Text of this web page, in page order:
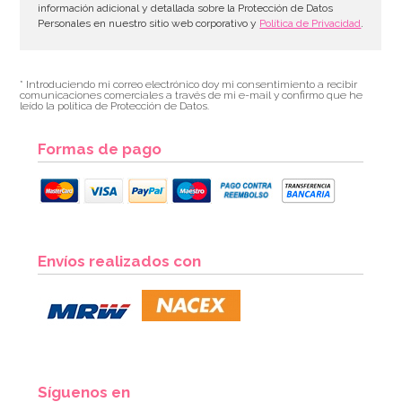
información adicional y detallada sobre la Protección de Datos
Personales en nuestro sitio web corporativo y Política de Privacidad.
* Introduciendo mi correo electrónico doy mi consentimiento a recibir
comunicaciones comerciales a través de mi e-mail y confirmo que he
leído la política de Protección de Datos.
Formas de pago
Envíos realizados con
Síguenos en